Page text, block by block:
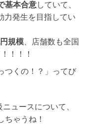
基本合意していて、
力発生を目指してい
規模 、店舗数も全国
！！！
つくの！？」ってび
ュースについて、
ちゃうね！